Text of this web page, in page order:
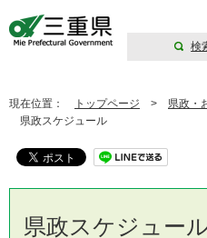
検
現在位置： トップページ > 県政・
県政スケジュール
県政スケジュー